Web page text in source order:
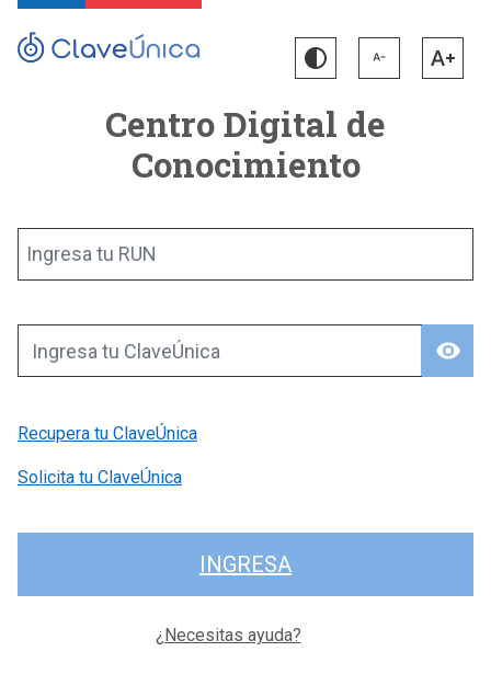
Centro Digital de
Conocimiento
Ingresa tu RUN
visibility
Ingresa tu ClaveÚnica
Recupera tu ClaveÚnica
Solicita tu ClaveÚnica
INGRESA
¿Necesitas ayuda?